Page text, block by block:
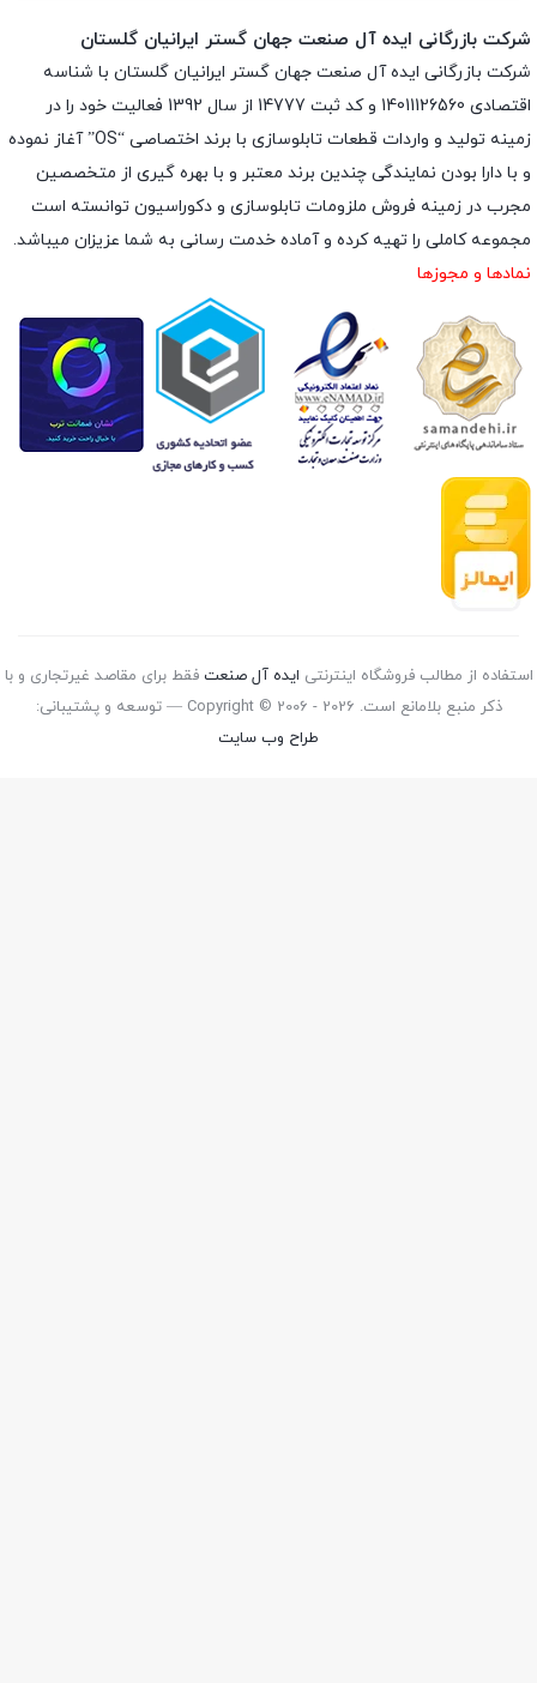
شرکت بازرگانی ایده آل صنعت جهان گستر ایرانیان گلستان
شرکت بازرگانی ایده آل صنعت جهان گستر ایرانیان گلستان با شناسه
اقتصادی 14011126560 و کد ثبت 14777 از سال 1392 فعالیت خود را در
زمینه تولید و واردات قطعات تابلوسازی با برند اختصاصی “OS” آغاز نموده
و با دارا بودن نمایندگی چندین برند معتبر و با بهره گیری از متخصصین
مجرب در زمینه فروش ملزومات تابلوسازی و دکوراسیون توانسته است
مجموعه کاملی را تهیه کرده و آماده خدمت رسانی به شما عزیزان میباشد.
نمادها و مجوزها
استفاده از مطالب فروشگاه اینترنتی ایده آل صنعت فقط برای مقاصد غیرتجاری و با
ذکر منبع بلامانع است. Copyright © 2006 - 2026 — توسعه و پشتیبانی:
طراح وب سایت